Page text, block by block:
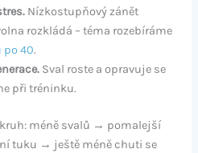
Nízkostupňový zánět
rozkládá – téma rozebíráme
40.
Sval roste a opravuje se
při tréninku.
méně svalů → pomalejší
tuku → ještě méně chuti se